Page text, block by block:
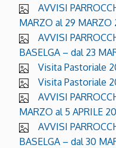
AVVISI
MARZO al 29 MARZO
AVVISI
BASELGA – dal 23
Visita Pastoriale
Visita Pastoriale
AVVISI
MARZO al 5 APRILE
AVVISI
BASELGA – dal 30